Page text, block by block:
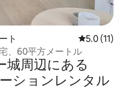
ト レビュー11
5.0 (11)
、60平方メートル
城⁠周⁠辺⁠に⁠あ⁠る
シ⁠ョ⁠ン⁠レ⁠ン⁠タ⁠ル